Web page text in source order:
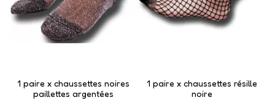
1 paire x ​chaussettes noires
paillettes argentées
1 paire x ​chaussettes résille
noire